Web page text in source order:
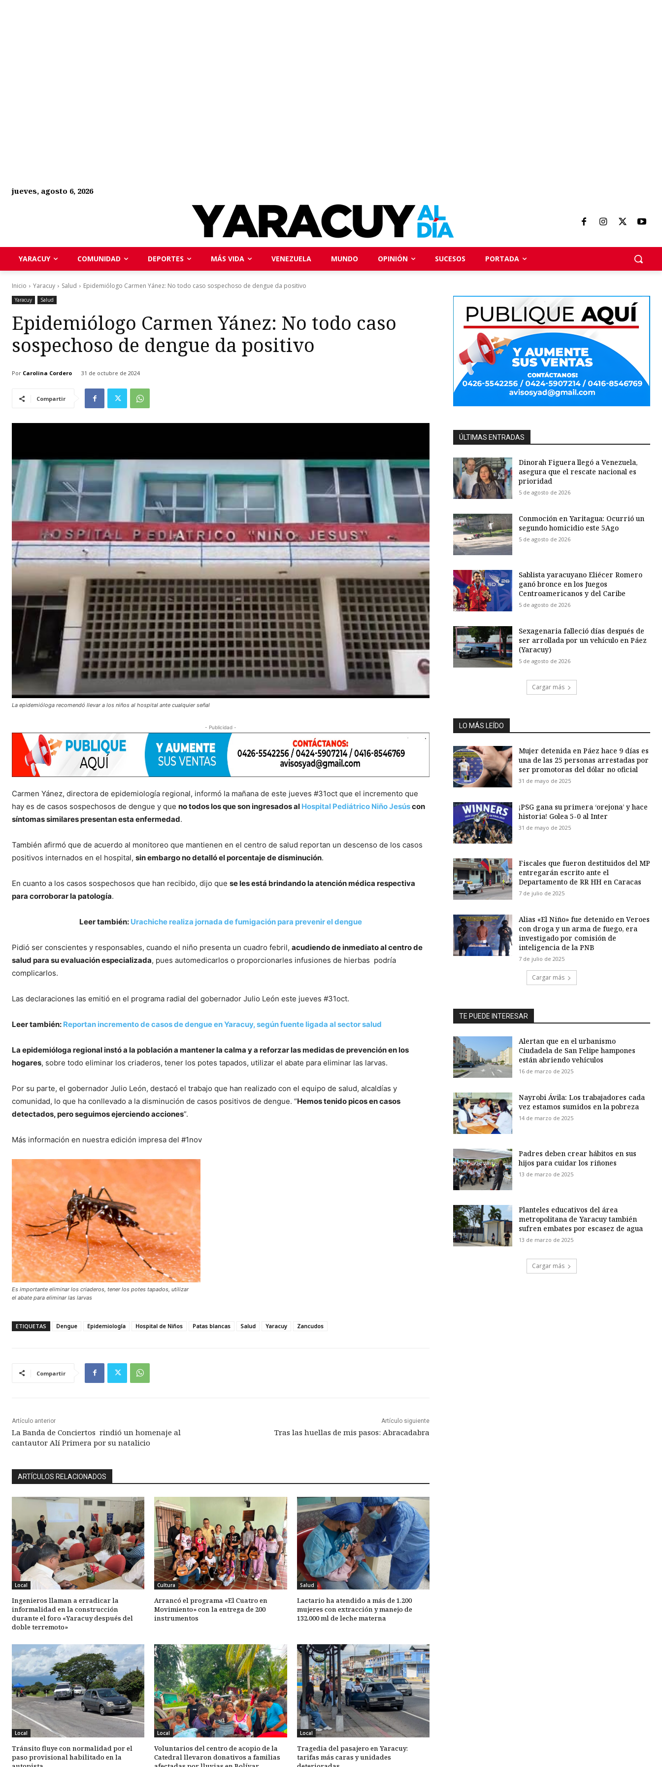
jueves, agosto 6, 2026
YARACUY COMUNIDAD DEPORTES MÁS VIDA VENEZUELA MUNDO OPINIÓN SUCESOS PORTADA
Inicio Yaracuy Salud Epidemiólogo Carmen Yánez: No todo caso sospechoso de dengue da positivo
Yaracuy Salud
Epidemiólogo Carmen Yánez: No todo caso
sospechoso de dengue da positivo
Por Carolina Cordero 31 de octubre de 2024
Compartir
La epidemióloga recomendó llevar a los niños al hospital ante cualquier señal
- Publicidad -
Carmen Yánez, directora de epidemiología regional, informó la mañana de este jueves #31oct que el incremento que
hay es de casos sospechosos de dengue y que no todos los que son ingresados al Hospital Pediátrico Niño Jesúscon
síntomas similares presentan esta enfermedad.
También afirmó que de acuerdo al monitoreo que mantienen en el centro de salud reportan un descenso de los casos
positivos internados en el hospital, sin embargo no detalló el porcentaje de disminución.
En cuanto a los casos sospechosos que han recibido, dijo que se les está brindando la atención médica respectiva
para corroborar la patología.
Leer también: Urachiche realiza jornada de fumigación para prevenir el dengue
Pidió ser conscientes y responsables, cuando el niño presenta un cuadro febril, acudiendo de inmediato al centro de
salud para su evaluación especializada, pues automedicarlos o proporcionarles infusiones de hierbas podría
complicarlos.
Las declaraciones las emitió en el programa radial del gobernador Julio León este jueves #31oct.
Leer también: Reportan incremento de casos de dengue en Yaracuy, según fuente ligada al sector salud
La epidemióloga regional instó a la población a mantener la calma y a reforzar las medidas de prevención en los
hogares, sobre todo eliminar los criaderos, tener los potes tapados, utilizar el abate para eliminar las larvas.
Por su parte, el gobernador Julio León, destacó el trabajo que han realizado con el equipo de salud, alcaldías y
comunidad, lo que ha conllevado a la disminución de casos positivos de dengue. “Hemos tenido picos en casos
detectados, pero seguimos ejerciendo acciones”.
Más información en nuestra edición impresa del #1nov
Es importante eliminar los criaderos, tener los potes tapados, utilizar
el abate para eliminar las larvas
ETIQUETAS Dengue Epidemiología Hospital de Niños Patas blancas Salud Yaracuy Zancudos
Compartir
Artículo anterior
La Banda de Conciertos rindió un homenaje al
cantautor Alí Primera por su natalicio
Artículo siguiente
Tras las huellas de mis pasos: Abracadabra
ARTÍCULOS RELACIONADOS
Local
Ingenieros llaman a erradicar la
informalidad en la construcción
durante el foro «Yaracuy después del
doble terremoto»
Cultura
Arrancó el programa «El Cuatro en
Movimiento» con la entrega de 200
instrumentos
Salud
Lactario ha atendido a más de 1.200
mujeres con extracción y manejo de
132.000 ml de leche materna
Local
Tránsito fluye con normalidad por el
paso provisional habilitado en la
Local
Voluntarios del centro de acopio de la
Catedral llevaron donativos a familias
Local
Tragedia del pasajero en Yaracuy:
tarifas más caras y unidades
ÚLTIMAS ENTRADAS
Dinorah Figuera llegó a Venezuela,
asegura que el rescate nacional es
prioridad
5 de agosto de 2026
Conmoción en Yaritagua: Ocurrió un
segundo homicidio este 5Ago
5 de agosto de 2026
Sablista yaracuyano Eliécer Romero
ganó bronce en los Juegos
Centroamericanos y del Caribe
5 de agosto de 2026
Sexagenaria falleció días después de
ser arrollada por un vehículo en Páez
(Yaracuy)
5 de agosto de 2026
Cargar más
LO MÁS LEÍDO
Mujer detenida en Páez hace 9 días es
una de las 25 personas arrestadas por
ser promotoras del dólar no oficial
31 de mayo de 2025
¡PSG gana su primera ‘orejona’ y hace
historia! Golea 5-0 al Inter
31 de mayo de 2025
Fiscales que fueron destituidos del MP
entregarán escrito ante el
Departamento de RR HH en Caracas
7 de julio de 2025
Alias «El Niño» fue detenido en Veroes
con droga y un arma de fuego, era
investigado por comisión de
inteligencia de la PNB
7 de julio de 2025
Cargar más
TE PUEDE INTERESAR
Alertan que en el urbanismo
Ciudadela de San Felipe hampones
están abriendo vehículos
16 de marzo de 2025
Nayrobi Ávila: Los trabajadores cada
vez estamos sumidos en la pobreza
14 de marzo de 2025
Padres deben crear hábitos en sus
hijos para cuidar los riñones
13 de marzo de 2025
Planteles educativos del área
metropolitana de Yaracuy también
sufren embates por escasez de agua
13 de marzo de 2025
Cargar más